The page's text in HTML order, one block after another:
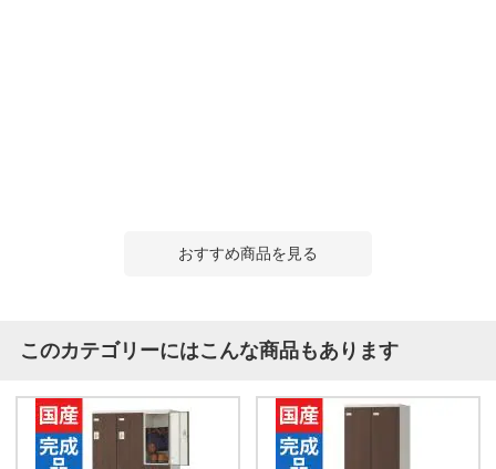
おすすめ商品を見る
このカテゴリーにはこんな商品もあります